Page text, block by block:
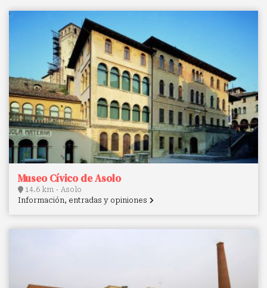
Museo Cívico de Asolo
14.6 km - Asolo
Información, entradas y opiniones